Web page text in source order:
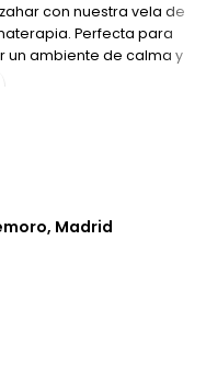
con nuestra vela de
Perfecta para
un ambiente de calma y
en tu hogar.
Madrid